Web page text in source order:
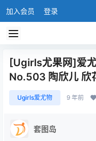
加入会员 登录
[Ugirls尤果网]爱
No.503 陶欣儿 欣
Ugirls爱尤物 9 年前
套图岛